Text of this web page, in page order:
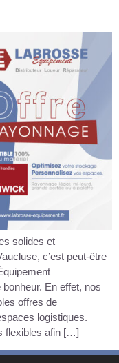
solides et
c’est peut-être
En effet, nos
offres de
logistiques.
flexibles afin […]